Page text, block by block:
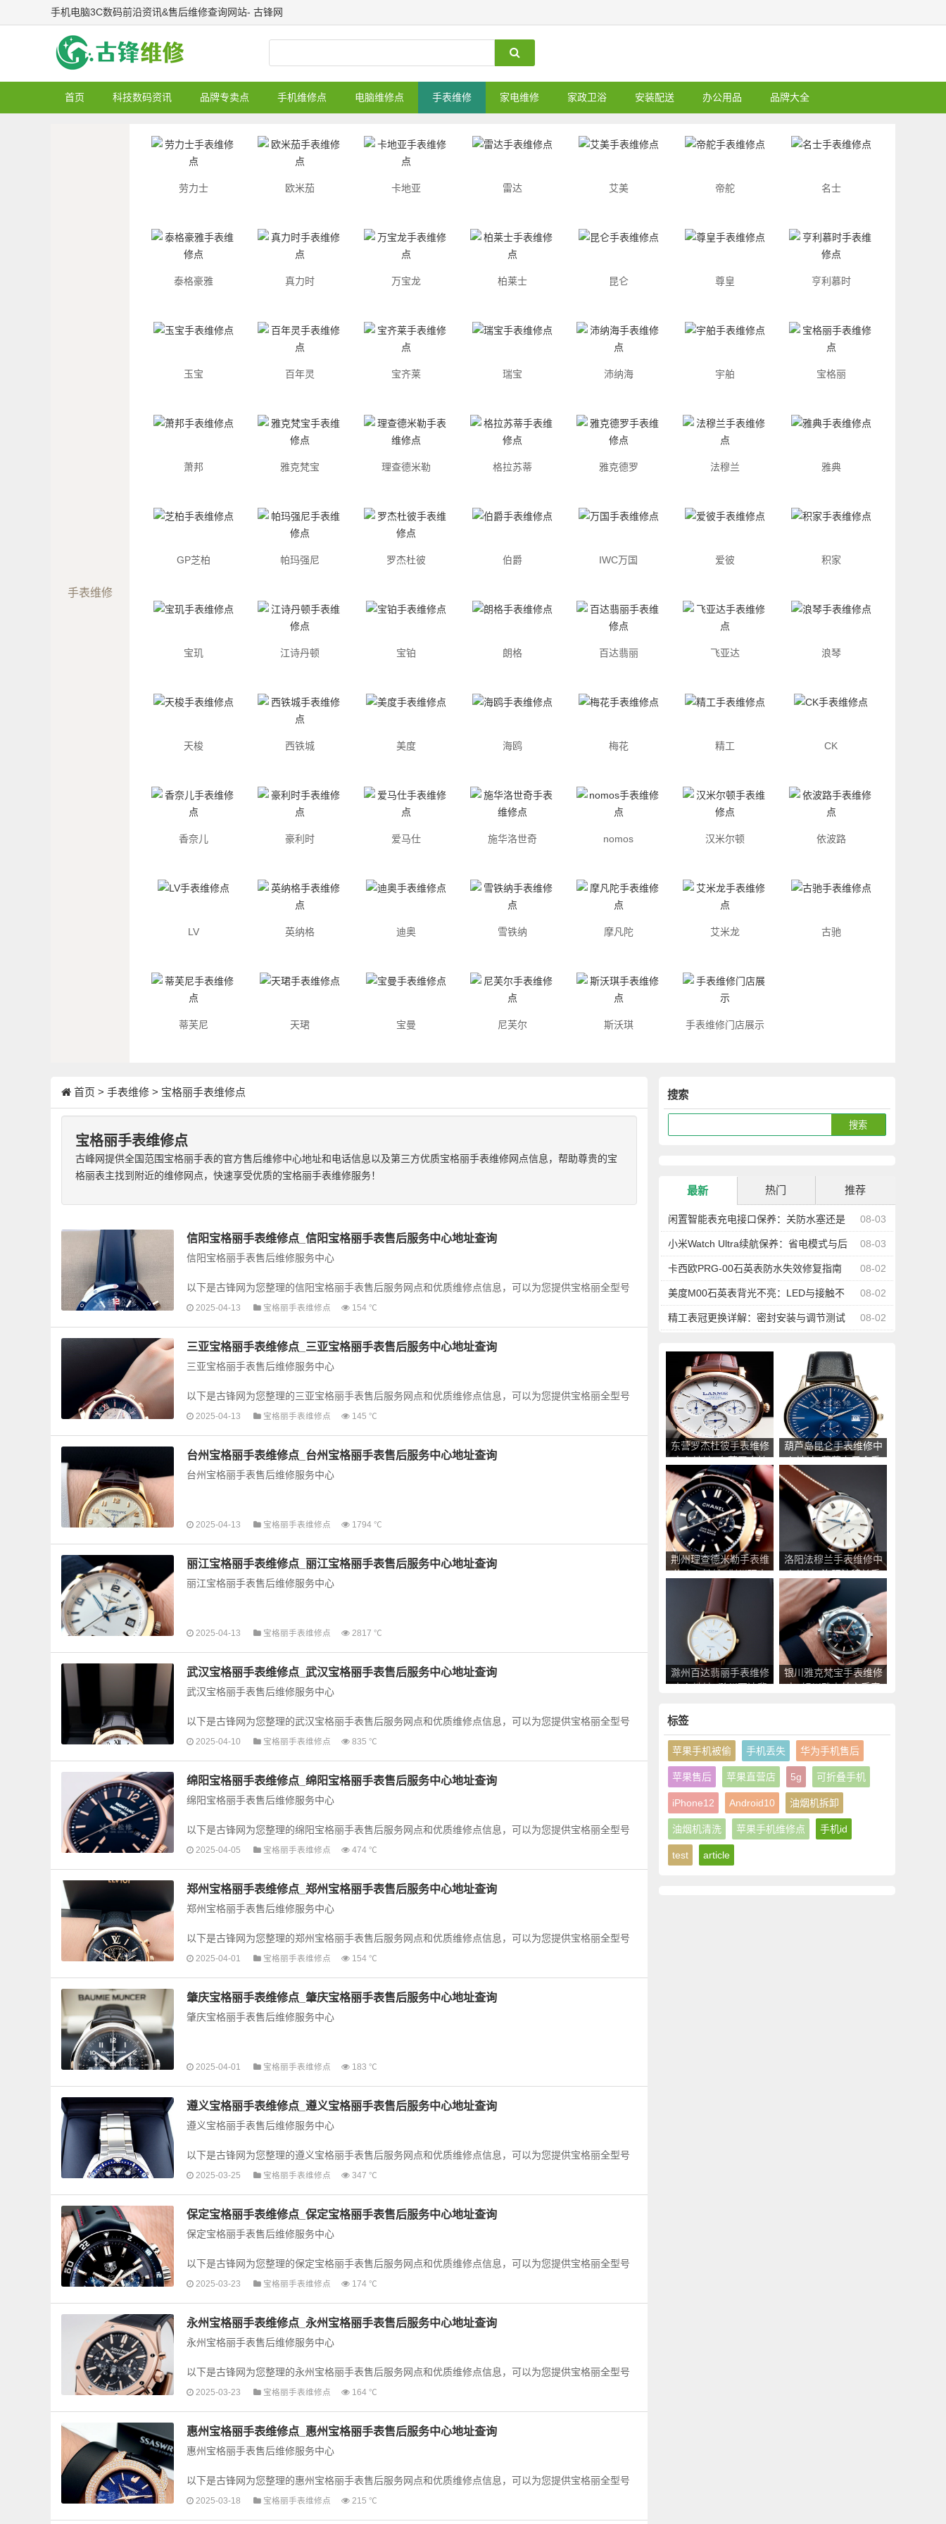
手机电脑3C数码前沿资讯&售后维修查询网站- 古锋网
首页 科技数码资讯 品牌专卖点 手机维修点 电脑维修点 手表维修 家电维修 家政卫浴 安装配送 办公用品 品牌大全
手表维修
劳力士 欧米茄 卡地亚 雷达 艾美 帝舵 名士
泰格豪雅 真力时 万宝龙 柏莱士 昆仑 尊皇 亨利慕时
玉宝 百年灵 宝齐莱 瑞宝 沛纳海 宇舶 宝格丽
萧邦 雅克梵宝 理查德米勒 格拉苏蒂 雅克德罗 法穆兰 雅典
GP芝柏 帕玛强尼 罗杰杜彼 伯爵 IWC万国 爱彼 积家
宝玑 江诗丹顿 宝铂 朗格 百达翡丽 飞亚达 浪琴
天梭 西铁城 美度 海鸥 梅花 精工 CK
香奈儿 豪利时 爱马仕 施华洛世奇 nomos 汉米尔顿 依波路
LV 英纳格 迪奥 雪铁纳 摩凡陀 艾米龙 古驰
蒂芙尼 天珺 宝曼 尼芙尔 斯沃琪 手表维修门店展示
搜索
最新 热门 推荐
08-03
闲置智能表充电接口保养：关防水塞还是
防尘更重要 08-03
小米Watch Ultra续航保养：省电模式与后
台管理 08-02
卡西欧PRG-00石英表防水失效修复指南
08-02
美度M00石英表背光不亮：LED与接触不
良修复 08-02
精工表冠更换详解：密封安装与调节测试
东营罗杰杜彼手表维修
中心地址_东营罗杰杜
彼手表售后服务点查询
葫芦岛昆仑手表维修中
心地址_葫芦岛昆仑手
表售后服务点查询
荆州理查德米勒手表维
修中心地址_荆州理查
德米勒手表售后服务点
查询
洛阳法穆兰手表维修中
心地址_洛阳法穆兰手
表售后服务点查询
滁州百达翡丽手表维修
中心地址_滁州百达翡
银川雅克梵宝手表维修
点_银川雅克梵宝手表
标签
苹果手机被偷 手机丢失 华为手机售后
苹果售后 苹果直营店 5g 可折叠手机
iPhone12 Android10 油烟机拆卸
油烟机清洗 苹果手机维修点 手机id
test article
首页 > 手表维修 > 宝格丽手表维修点
宝格丽手表维修点
古峰网提供全国范围宝格丽手表的官方售后维修中心地址和电话信息以及第三方优质宝格丽手表维修网点信息，帮助尊贵的宝
格丽表主找到附近的维修网点，快速享受优质的宝格丽手表维修服务！
信阳宝格丽手表维修点_信阳宝格丽手表售后服务中心地址查询
信阳宝格丽手表售后维修服务中心
以下是古锋网为您整理的信阳宝格丽手表售后服务网点和优质维修点信息，可以为您提供宝格丽全型号
手表的故障检测维修，手表保养等业务，为了享受...
2025-04-13 宝格丽手表维修点 154 ℃
三亚宝格丽手表维修点_三亚宝格丽手表售后服务中心地址查询
三亚宝格丽手表售后维修服务中心
以下是古锋网为您整理的三亚宝格丽手表售后服务网点和优质维修点信息，可以为您提供宝格丽全型号
手表的故障检测维修，手表保养等业务，为了享受...
2025-04-13 宝格丽手表维修点 145 ℃
台州宝格丽手表维修点_台州宝格丽手表售后服务中心地址查询
台州宝格丽手表售后维修服务中心
以下是古锋网为您整理的台州宝格丽手表售后服务网点和优质维修点信息，可以为您提供宝格丽全型号
2025-04-13 宝格丽手表维修点 1794 ℃
丽江宝格丽手表维修点_丽江宝格丽手表售后服务中心地址查询
丽江宝格丽手表售后维修服务中心
以下是古锋网为您整理的丽江宝格丽手表售后服务网点和优质维修点信息，可以为您提供宝格丽全型号
2025-04-13 宝格丽手表维修点 2817 ℃
武汉宝格丽手表维修点_武汉宝格丽手表售后服务中心地址查询
武汉宝格丽手表售后维修服务中心
以下是古锋网为您整理的武汉宝格丽手表售后服务网点和优质维修点信息，可以为您提供宝格丽全型号
手表的故障检测维修，手表保养等业务，为了享受...
2025-04-10 宝格丽手表维修点 835 ℃
绵阳宝格丽手表维修点_绵阳宝格丽手表售后服务中心地址查询
绵阳宝格丽手表售后维修服务中心
以下是古锋网为您整理的绵阳宝格丽手表售后服务网点和优质维修点信息，可以为您提供宝格丽全型号
手表的故障检测维修，手表保养等业务，为了享受...
2025-04-05 宝格丽手表维修点 474 ℃
郑州宝格丽手表维修点_郑州宝格丽手表售后服务中心地址查询
郑州宝格丽手表售后维修服务中心
以下是古锋网为您整理的郑州宝格丽手表售后服务网点和优质维修点信息，可以为您提供宝格丽全型号
手表的故障检测维修，手表保养等业务，为了享受...
2025-04-01 宝格丽手表维修点 154 ℃
肇庆宝格丽手表维修点_肇庆宝格丽手表售后服务中心地址查询
肇庆宝格丽手表售后维修服务中心
以下是古锋网为您整理的肇庆宝格丽手表售后服务网点和优质维修点信息，可以为您提供宝格丽全型号
2025-04-01 宝格丽手表维修点 183 ℃
遵义宝格丽手表维修点_遵义宝格丽手表售后服务中心地址查询
遵义宝格丽手表售后维修服务中心
以下是古锋网为您整理的遵义宝格丽手表售后服务网点和优质维修点信息，可以为您提供宝格丽全型号
手表的故障检测维修，手表保养等业务，为了享受...
2025-03-25 宝格丽手表维修点 347 ℃
保定宝格丽手表维修点_保定宝格丽手表售后服务中心地址查询
保定宝格丽手表售后维修服务中心
以下是古锋网为您整理的保定宝格丽手表售后服务网点和优质维修点信息，可以为您提供宝格丽全型号
手表的故障检测维修，手表保养等业务，为了享受...
2025-03-23 宝格丽手表维修点 174 ℃
永州宝格丽手表维修点_永州宝格丽手表售后服务中心地址查询
永州宝格丽手表售后维修服务中心
以下是古锋网为您整理的永州宝格丽手表售后服务网点和优质维修点信息，可以为您提供宝格丽全型号
手表的故障检测维修，手表保养等业务，为了享受...
2025-03-23 宝格丽手表维修点 164 ℃
惠州宝格丽手表维修点_惠州宝格丽手表售后服务中心地址查询
惠州宝格丽手表售后维修服务中心
以下是古锋网为您整理的惠州宝格丽手表售后服务网点和优质维修点信息，可以为您提供宝格丽全型号
手表的故障检测维修，手表保养等业务，为了享受...
2025-03-18 宝格丽手表维修点 215 ℃